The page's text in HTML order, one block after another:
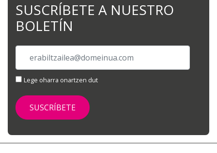
SUSCRÍBETE A NUESTRO
BOLETÍN
Lege oharra onartzen dut